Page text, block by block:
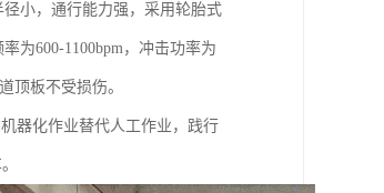
小，通行能力强，采用轮胎式
为600-1100bpm，冲击功率为
顶板不受损伤。
器化作业替代人工作业，践行